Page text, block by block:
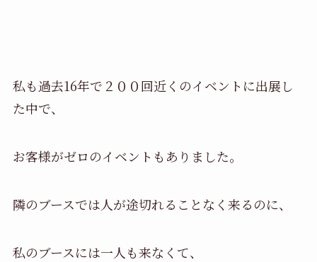
私も過去16年で２００回近くのイベントに出展し
た中で、
お客様がゼロのイベントもありました。
隣のブースでは人が途切れることなく来るのに、
私のブースには一人も来なくて、